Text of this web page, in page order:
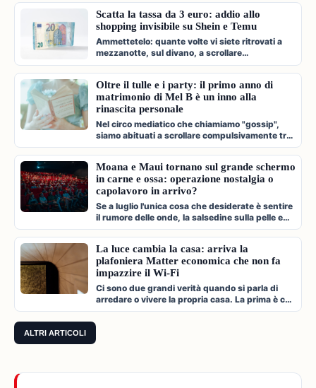
Scatta la tassa da 3 euro: addio allo
shopping invisibile su Shein e Temu
Ammettetelo: quante volte vi siete ritrovati a
mezzanotte, sul divano, a scrollare
compulsivamente l'app di Shein, Temu…
Oltre il tulle e i party: il primo anno di
matrimonio di Mel B è un inno alla
rinascita personale
Nel circo mediatico che chiamiamo "gossip",
siamo abituati a scrollare compulsivamente tra
paparazzate fugaci, divorzi a…
Moana e Maui tornano sul grande schermo
in carne e ossa: operazione nostalgia o
capolavoro in arrivo?
Se a luglio l'unica cosa che desiderate è sentire
il rumore delle onde, la salsedine sulla pelle e
cantare a squarciagol…
La luce cambia la casa: arriva la
plafoniera Matter economica che non fa
impazzire il Wi-Fi
Ci sono due grandi verità quando si parla di
arredare o vivere la propria casa. La prima è che
l'illuminazione è l'archi…
ALTRI ARTICOLI